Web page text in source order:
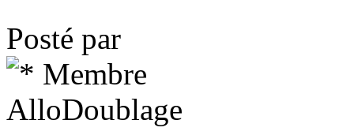
Posté par